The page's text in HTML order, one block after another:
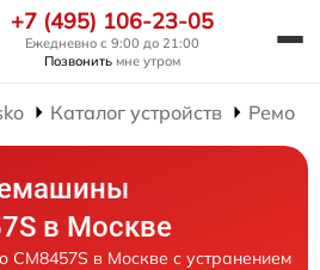
+7 (495) 106-23-05
Ежедневно с 9:00 до 21:00
Позвонить мне утром
Каталог устройств
в Москве
CM8457S в Москве с устранением